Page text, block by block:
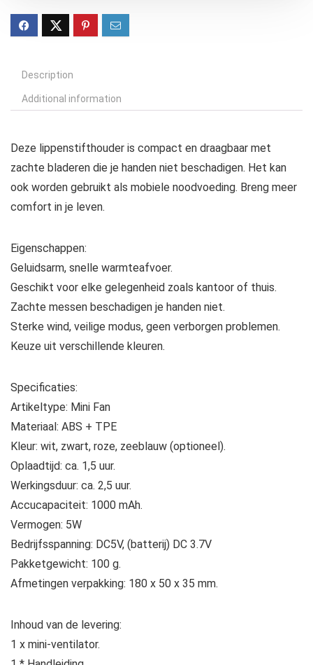
Description
Additional information
Deze lippenstifthouder is compact en draagbaar met
zachte bladeren die je handen niet beschadigen. Het kan
ook worden gebruikt als mobiele noodvoeding. Breng meer
comfort in je leven.
Eigenschappen:
Geluidsarm, snelle warmteafvoer.
Geschikt voor elke gelegenheid zoals kantoor of thuis.
Zachte messen beschadigen je handen niet.
Sterke wind, veilige modus, geen verborgen problemen.
Keuze uit verschillende kleuren.
Specificaties:
Artikeltype: Mini Fan
Materiaal: ABS + TPE
Kleur: wit, zwart, roze, zeeblauw (optioneel).
Oplaadtijd: ca. 1,5 uur.
Werkingsduur: ca. 2,5 uur.
Accucapaciteit: 1000 mAh.
Vermogen: 5W
Bedrijfsspanning: DC5V, (batterij) DC 3.7V
Pakketgewicht: 100 g.
Afmetingen verpakking: 180 x 50 x 35 mm.
Inhoud van de levering:
1 x mini-ventilator.